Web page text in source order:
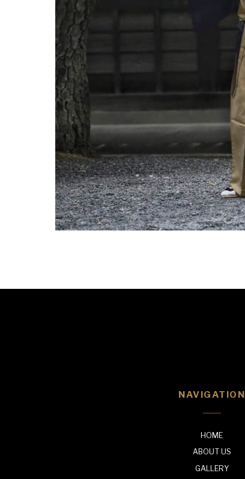
NAVIGATION
HOME
ABOUT US
GALLERY